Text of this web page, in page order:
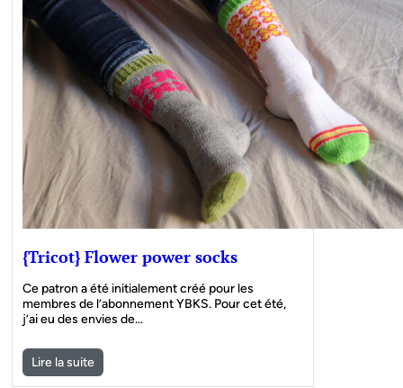
{Tricot} Flower power socks
Ce patron a été initialement créé pour les
membres de l’abonnement YBKS. Pour cet été,
j’ai eu des envies de…
Lire la suite